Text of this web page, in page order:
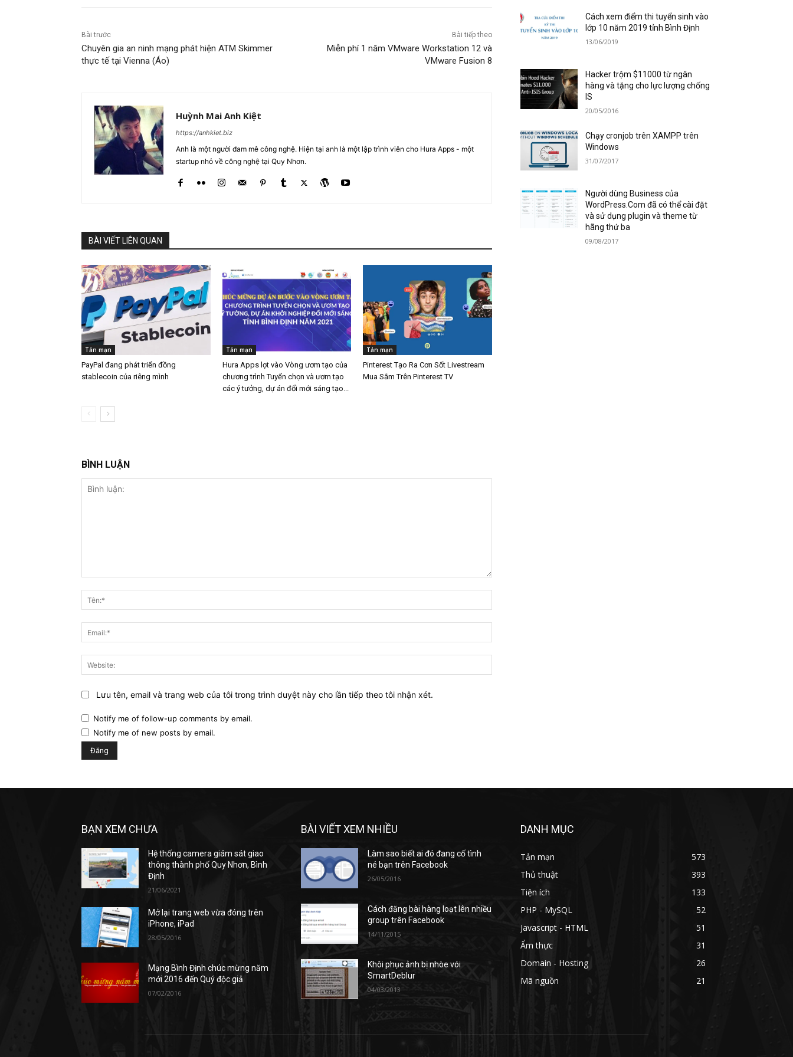
Bài trước
Chuyên gia an ninh mạng phát hiện ATM Skimmer
thực tế tại Vienna (Áo)
Bài tiếp theo
Miễn phí 1 năm VMware Workstation 12 và
VMware Fusion 8
Huỳnh Mai Anh Kiệt
https://anhkiet.biz
Anh là một người đam mê công nghệ. Hiện tại anh là một lập trình viên cho Hura Apps - một
startup nhỏ về công nghệ tại Quy Nhơn.
BÀI VIẾT LIÊN QUAN
Tản mạn
PayPal đang phát triển đồng
stablecoin của riêng mình
Tản mạn
Hura Apps lọt vào Vòng ươm tạo của
chương trình Tuyển chọn và ươm tạo
các ý tưởng, dự án đổi mới sáng tạo...
Tản mạn
Pinterest Tạo Ra Cơn Sốt Livestream
Mua Sắm Trên Pinterest TV
BÌNH LUẬN
luận:
Lưu tên, email và trang web của tôi trong trình duyệt này cho lần tiếp theo tôi nhận xét.
Notify me of follow-up comments by email.
Notify me of new posts by email.
Cách xem điểm thi tuyển sinh vào
lớp 10 năm 2019 tỉnh Bình Định
13/06/2019
Hacker trộm $11000 từ ngân
hàng và tặng cho lực lượng chống
IS
20/05/2016
Chạy cronjob trên XAMPP trên
Windows
31/07/2017
Người dùng Business của
WordPress.Com đã có thể cài đặt
và sử dụng plugin và theme từ
hãng thứ ba
09/08/2017
BẠN XEM CHƯA
Hệ thống camera giám sát giao
thông thành phố Quy Nhơn, Bình
Định
21/06/2021
Mở lại trang web vừa đóng trên
iPhone, iPad
28/05/2016
Mạng Bình Định chúc mừng năm
mới 2016 đến Quý độc giả
07/02/2016
BÀI VIẾT XEM NHIỀU
Làm sao biết ai đó đang cố tình
né bạn trên Facebook
26/05/2016
Cách đăng bài hàng loạt lên nhiều
group trên Facebook
14/11/2015
Khôi phục ảnh bị nhòe vói
SmartDeblur
04/03/2013
DANH MỤC
Tản mạn
573
Thủ thuật
393
Tiện ích
133
PHP - MySQL
52
Javascript - HTML
51
Ẩm thực
31
Domain - Hosting
26
Mã nguồn
21